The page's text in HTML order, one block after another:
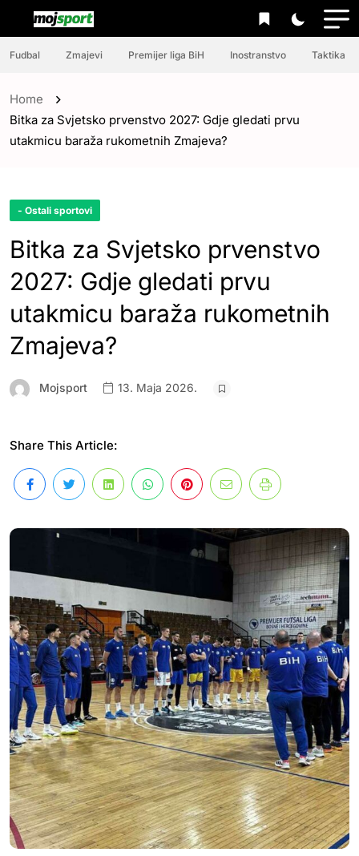
Fudbal Zmajevi Premijer liga BiH Inostranstvo Taktika
Home
Bitka za Svjetsko prvenstvo 2027: Gdje gledati prvu
utakmicu baraža rukometnih Zmajeva?
- Ostali sportovi
Bitka za Svjetsko prvenstvo
2027: Gdje gledati prvu
utakmicu baraža rukometnih
Zmajeva?
Mojsport 13. Maja 2026.
Share This Article: